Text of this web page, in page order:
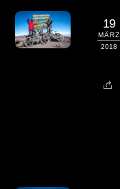
19
MÄRZ
2018